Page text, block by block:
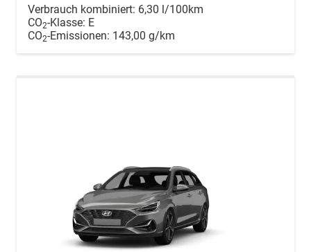
Verbrauch kombiniert: 6,30 l/100km
CO2-Klasse: E
CO2-Emissionen: 143,00 g/km